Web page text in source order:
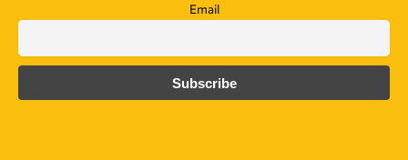
Email